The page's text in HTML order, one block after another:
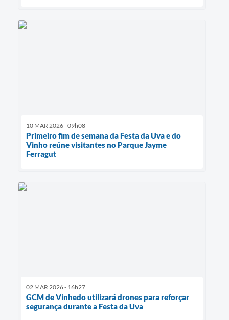
10 MAR 2026 - 09h08
Primeiro fim de semana da Festa da Uva e do
Vinho reúne visitantes no Parque Jayme
Ferragut
02 MAR 2026 - 16h27
GCM de Vinhedo utilizará drones para reforçar
segurança durante a Festa da Uva